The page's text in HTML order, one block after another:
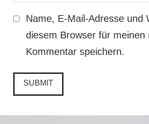
Name, E-Mail-Adresse und
diesem Browser für meinen
Kommentar speichern.